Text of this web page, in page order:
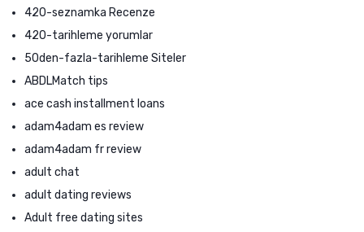
420-seznamka Recenze
420-tarihleme yorumlar
50den-fazla-tarihleme Siteler
ABDLMatch tips
ace cash installment loans
adam4adam es review
adam4adam fr review
adult chat
adult dating reviews
Adult free dating sites